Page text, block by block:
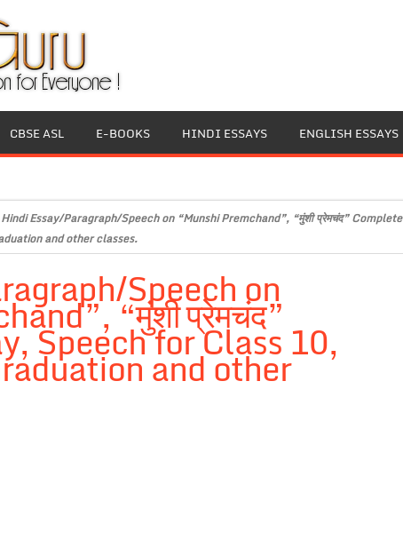
CBSE ASL E-BOOKS HINDI ESSAYS ENGLISH ESSAYS
Hindi Essay/Paragraph/Speech on “Munshi Premchand”, “मुंशी प्रेमचंद” Complete
and other classes.
Speech on
“मुंशी प्रेमचंद”
Speech for Class 10,
and other